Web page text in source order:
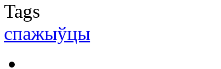
Tags
спажыўцы